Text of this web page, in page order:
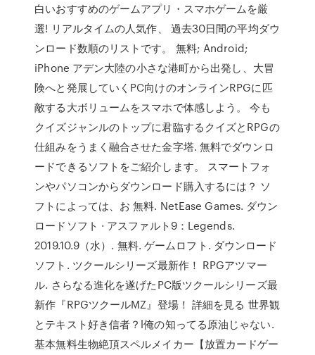
白いおすすめのゲームアプリ・スマホゲームを厳
選! リアルタイムの人気作、 過去30日間の平均ダウ
ンロード数順のリストです。 無料; Android;
iPhone アデン大陸の小さな港町から出発し、大冒
険へと発展していくPC向けのオンラインRPGに匹
敵する大ボリュームをスマホで体感しよう。 今も
クイズジャンルのトップに君臨するクイズとRPGの
仕組みをうまく融合させた金字塔. 無料でダウンロ
ードできるソフトをご紹介します。 スマートフォ
ンやパソコンからダウンロード購入するには？ ソ
フトによっては、お 無料. NetEase Games. ダウン
ロードソフト · アスファルト9：Legends.
2019.10.9（水）. 無料. ゲームロフト. ダウンロード
ソフト. ツクールシリーズ最新作！ RPGアツマー
ル. さらなる進化を遂げたPC版ツクールシリーズ最
新作『RPGツクールMZ』登場！ 詳細を見る 世界観
とテキスト好き信者？l俺の知ってる原油じゃない.
基本無料生物絶頂スペルメイカー【放置カードゲー